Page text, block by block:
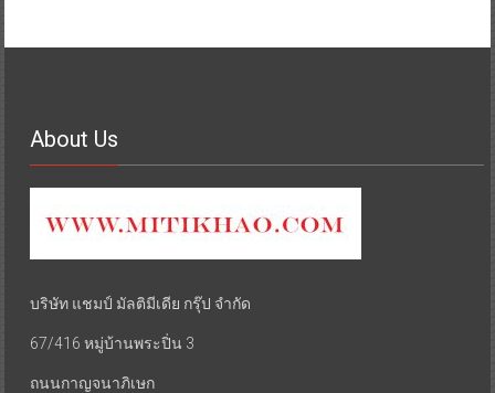
About Us
บริษัท แชมป์ มัลติมีเดีย กรุ๊ป จำกัด
67/416 หมู่บ้านพระปิ่น 3
ถนนกาญจนาภิเษก